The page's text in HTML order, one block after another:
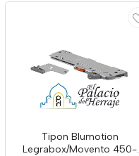
Tipon Blumotion
Legrabox/Movento 450-